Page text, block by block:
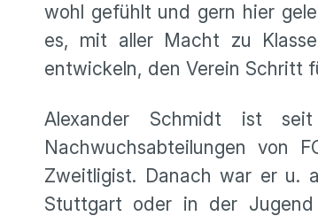
wohl gefühlt und gern hier
es, mit aller Macht zu
entwickeln, den Verein Schritt
Alexander Schmidt ist
Nachwuchsabteilungen von
Zweitligist. Danach war er u.
Stuttgart oder in der